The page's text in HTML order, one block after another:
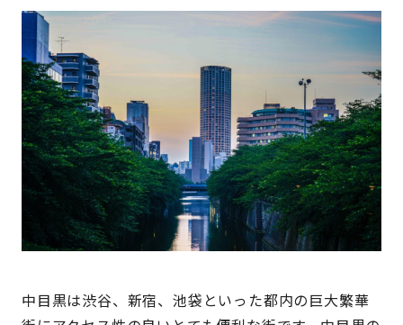
中目黒は渋谷、新宿、池袋といった都内の巨大繁華